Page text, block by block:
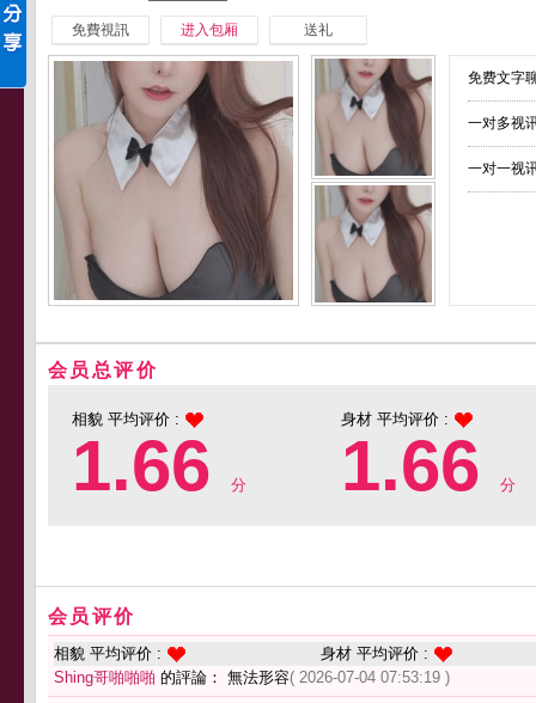
免費視訊 进入包厢 送礼
免费文字
一对多视
一对一视
会员总评价
相貌 平均评价 :
1.66 分
身材 平均评价 :
1.66 分
会员评价
相貌 平均评价 :
身材 平均评价 :
Shing哥啪啪啪 的評論： 無法形容( 2026-07-04 07:53:19 )